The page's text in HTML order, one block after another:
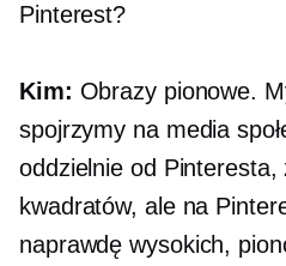
Pinterest?
Kim: Obrazy pionowe.
spojrzymy na media
oddzielnie od Pinteresta,
kwadratów, ale na
naprawdę wysokich,